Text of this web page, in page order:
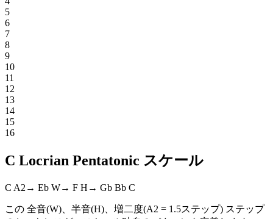
5
6
7
8
9
10
11
12
13
14
15
16
C Locrian Pentatonic スケール
C A2 → Eb W→ F H → Gb Bb C
この 全音(W)、半音(H)、増二度(A2 = 1.5ステップ) ステップ